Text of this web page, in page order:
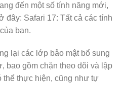
đến một số tính năng mới,
đây: Safari 17: Tất cả các tính
bạn.
lại các lớp bảo mật bổ sung
bao gồm chặn theo dõi và lập
thể thực hiện, cũng như tự